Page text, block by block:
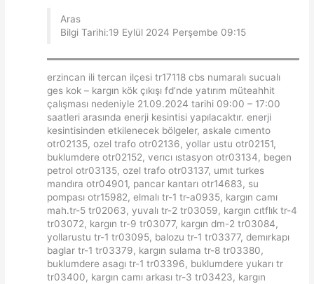
Aras
Bilgi Tarihi:19 Eylül 2024 Perşembe 09:15
erzincan ili tercan ilçesi tr17118 cbs numaralı sucualı
ges kok – kargın kök çıkışı fd’nde yatırım müteahhit
çalışması nedeniyle 21.09.2024 tarihi 09:00 – 17:00
saatleri arasında enerji kesintisi yapılacaktır. enerji
kesintisinden etkilenecek bölgeler, askale cımento
otr02135, ozel trafo otr02136, yollar ustu otr02151,
buklumdere otr02152, verıcı ıstasyon otr03134, begen
petrol otr03135, ozel trafo otr03137, umıt turkes
mandıra otr04901, pancar kantarı otr14683, su
pompası otr15982, elmalı tr-1 tr-a0935, kargın camı
mah.tr-5 tr02063, yuvalı tr-2 tr03059, kargın cıtflık tr-4
tr03072, kargın tr-9 tr03077, kargın dm-2 tr03084,
yollarustu tr-1 tr03095, balozu tr-1 tr03377, demırkapı
baglar tr-1 tr03379, kargın sulama tr-8 tr03380,
buklumdere asagı tr-1 tr03396, buklumdere yukarı tr
tr03400, kargın camı arkası tr-3 tr03423, kargın